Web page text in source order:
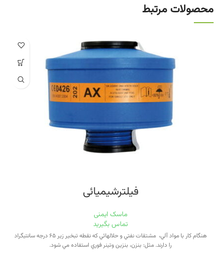
محصولات مرتبط
فیلترشیمیائی
ماسک ایمنی
تماس بگیرید
هنگام كار با مواد آلي، مشتقات نفتي و حلالهائي كه نقطه تبخير زير ۶۵ درجه سانتيگراد
را دارند. مثل: بنزن، بنزين وتينر فوري استفاده مي شود.